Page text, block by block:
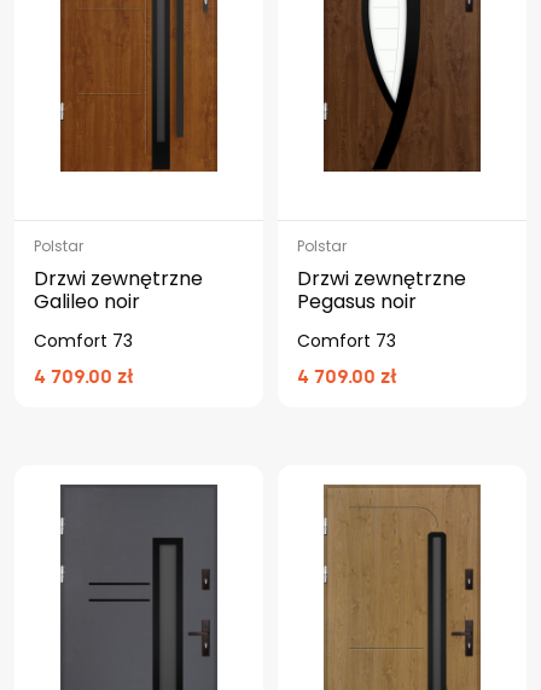
Polstar
Drzwi zewnętrzne
Galileo noir
Comfort 73
4 709.00 zł
Polstar
Drzwi zewnętrzne
Pegasus noir
Comfort 73
4 709.00 zł